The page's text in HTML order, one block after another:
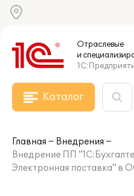
Отраслевые
и
Каталог
Главная
Внедрения
Внедрение ПП
Электронная поставка"